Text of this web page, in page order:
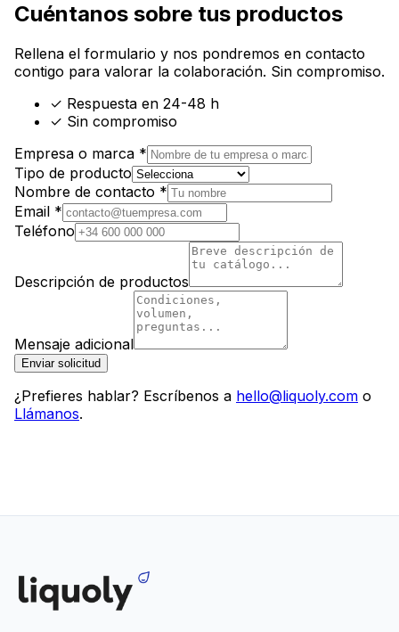
Cuéntanos sobre tus productos
Rellena el formulario y nos pondremos en contacto
contigo para valorar la colaboración. Sin compromiso.
✓ Respuesta en 24-48 h
✓ Sin compromiso
Empresa o marca *
Tipo de producto
Nombre de contacto *
Email *
Teléfono
Descripción de productos
Mensaje adicional
Enviar solicitud
¿Prefieres hablar? Escríbenos a hello@liquoly.com o
Llámanos.